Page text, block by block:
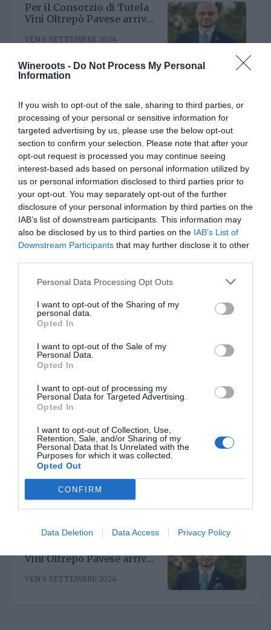
Wineroots - Do Not Process My Personal
Information
If you wish to opt-out of the sale, sharing to third parties, or
processing of your personal or sensitive information for
targeted advertising by us, please use the below opt-out
section to confirm your selection. Please note that after your
opt-out request is processed you may continue seeing
interest-based ads based on personal information utilized by
us or personal information disclosed to third parties prior to
your opt-out. You may separately opt-out of the further
disclosure of your personal information by third parties on the
IAB’s list of downstream participants. This information may
also be disclosed by us to third parties on the IAB’s List of
Downstream Participants that may further disclose it to other
Personal Data Processing Opt Outs
I want to opt-out of the Sharing of my
personal data.
Opted In
I want to opt-out of the Sale of my
Personal Data.
Opted In
I want to opt-out of processing my
Personal Data for Targeted Advertising.
Opted In
I want to opt-out of Collection, Use,
Retention, Sale, and/or Sharing of my
Personal Data that Is Unrelated with the
Purposes for which it was collected.
Opted Out
CONFIRM
Data Deletion Data Access Privacy Policy
Per il Consorzio di Tutela
Vini Oltrepò Pavese arriva
Riccardo Binda
VEN 6 SETTEMBRE 2024
Al timone del Consorzio
Asti Docg arriva Stefano
Ricagno. Incentivare la
sinergia associativa e far
bene sul mercato, questa la
mission
MER 8 MAGGIO 2024
ITALIAN WINE
Rotaria, una piattaforma
enoculturale nel cuore del
MAR 25 NOVEMBRE 2025
Un nuovo Cda per Demeter
con la riconferma del
presidente Enrico Amico
Il Gruppo ARGEA
acquisisce WinesU con
l'obiettivo di rafforzare il
posizionamento negli Stati
LUN 24 FEBBRAIO 2025
Vini Oltrepò Pavese arriva
Riccardo Binda
VEN 6 SETTEMBRE 2024